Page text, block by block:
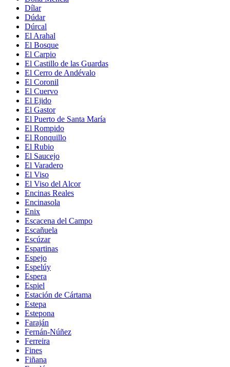
Dílar
Dúdar
Dúrcal
El Arahal
El Bosque
El Carpio
El Castillo de las Guardas
El Cerro de Andévalo
El Coronil
El Cuervo
El Ejido
El Gastor
El Puerto de Santa María
El Rompido
El Ronquillo
El Rubio
El Saucejo
El Varadero
El Viso
El Viso del Alcor
Encinas Reales
Encinasola
Enix
Escacena del Campo
Escañuela
Escúzar
Espartinas
Espejo
Espelúy
Espera
Espiel
Estación de Cártama
Estepa
Estepona
Faraján
Fernán-Núñez
Ferreira
Fines
Fiñana